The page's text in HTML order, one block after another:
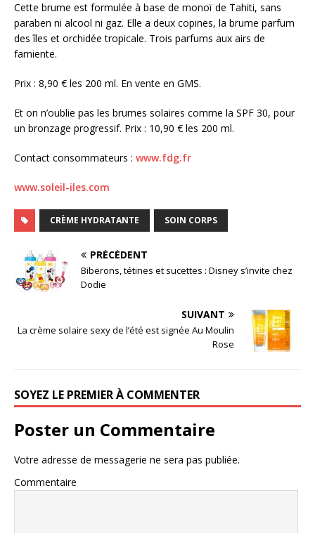
Cette brume est formulée à base de monoï de Tahiti, sans
paraben ni alcool ni gaz. Elle a deux copines, la brume parfum
des îles et orchidée tropicale. Trois parfums aux airs de
farniente.
Prix : 8,90 € les 200 ml. En vente en GMS.
Et on n’oublie pas les brumes solaires comme la SPF 30, pour
un bronzage progressif. Prix : 10,90 € les 200 ml.
Contact consommateurs : www.fdg.fr
www.soleil-iles.com
CRÈME HYDRATANTE SOIN CORPS
PRÉCÉDENT
Biberons, tétines et sucettes : Disney s’invite chez
Dodie
SUIVANT
La crème solaire sexy de l’été est signée Au Moulin
Rose
SOYEZ LE PREMIER À COMMENTER
Poster un Commentaire
Votre adresse de messagerie ne sera pas publiée.
Commentaire